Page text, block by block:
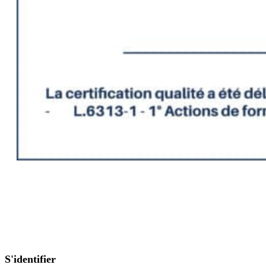
S'identifier